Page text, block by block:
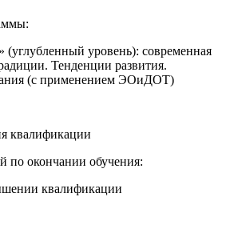
(углубленный уровень): современная
Тенденции развития.
(с применением ЭОиДОТ)
квалификации
по окончании обучения:
квалификации